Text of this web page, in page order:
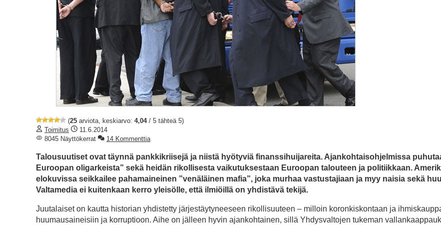
(25 arviota, keskiarvo: 4,04/ 5 tähteä 5)
Toimitus
11.6.2014
8045 Näyttökerrat
14 Kommenttia
Talousuutiset ovat täynnä pankkikriisejä ja niistä hyötyviä finanssihuijareita. Ajankohtaisohjelmissa
Euroopan oligarkeista” sekä heidän rikollisesta vaikutuksestaan Euroopan talouteen ja politiikkaan.
elokuvissa seikkailee pahamaineinen ”venäläinen mafia”, joka murhaa vastustajiaan ja myy naisia sekä
Valtamedia ei kuitenkaan kerro yleisölle, että ilmiöillä on yhdistävä tekijä.
Juutalaiset on kautta historian yhdistetty järjestäytyneeseen rikollisuuteen – milloin koronkiskontaan ja
huumausaineisiin ja korruptioon. Aihe on jälleen hyvin ajankohtainen, sillä Yhdysvaltojen tukeman